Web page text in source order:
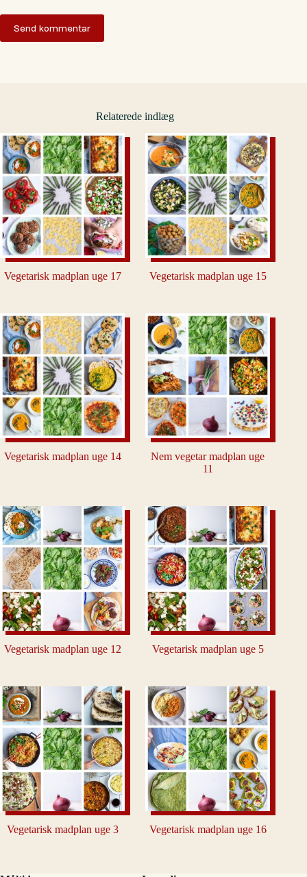
Send kommentar
Relaterede indlæg
Vegetarisk madplan uge 17 Vegetarisk madplan uge 15
Vegetarisk madplan uge 14
Nem vegetar madplan uge
11
Vegetarisk madplan uge 12 Vegetarisk madplan uge 5
Vegetarisk madplan uge 3 Vegetarisk madplan uge 16